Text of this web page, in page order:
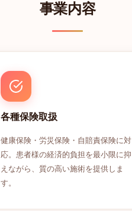
事業内容
各種保険取扱
健康保険・労災保険・自賠責保険に対
応。患者様の経済的負担を最小限に抑
えながら、質の高い施術を提供しま
す。